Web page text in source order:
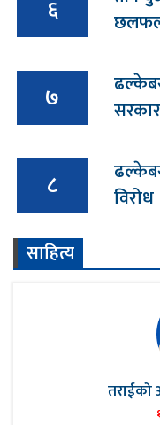
६
छलफल
७
८
विरोध
साहित्य
तराईको